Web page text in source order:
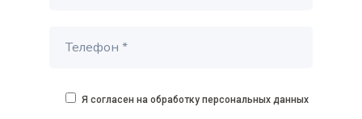
Я согласен на обработку персональных данных